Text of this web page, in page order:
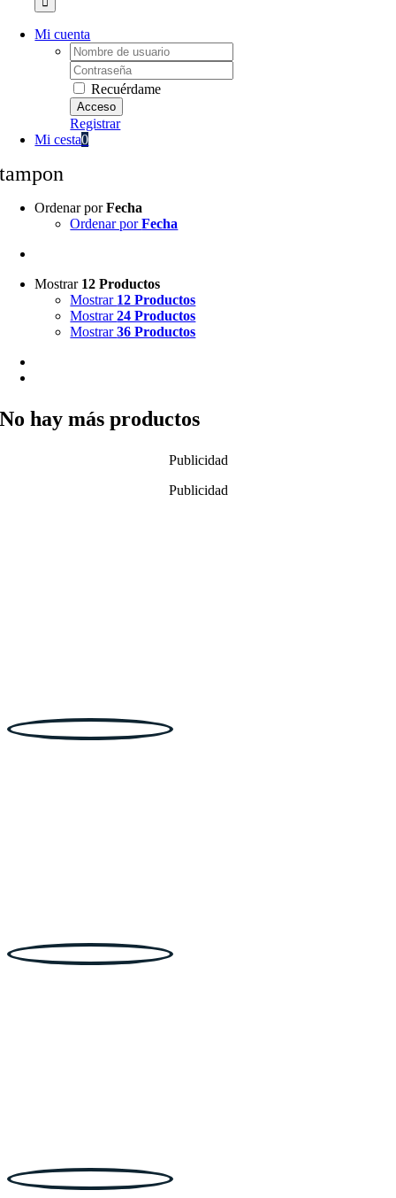
Mi cuenta
Username:
Password:
Recuérdame
Registrar
Mi cesta0
tampon
Ordenar porFecha
Ordenar porFecha
Mostrar 12 Productos
Mostrar 12 Productos
Mostrar24 Productos
Mostrar36 Productos
No hay más productos
Publicidad
Publicidad